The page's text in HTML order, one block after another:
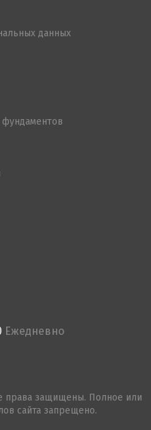
данных
фундаментов
Ежедневно
права защищены. Полное или
сайта запрещено.